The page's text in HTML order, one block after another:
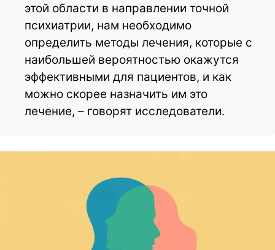
этой области в направлении точной
психиатрии, нам необходимо
определить методы лечения, которые с
наибольшей вероятностью окажутся
эффективными для пациентов, и как
можно скорее назначить им это
лечение, – говорят исследователи.